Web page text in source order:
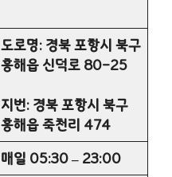
도로명: 경북 포항시 북구
흥해읍 신덕로 80-25
지번: 경북 포항시 북구
흥해읍 죽천리 474
매일 05:30 – 23:00